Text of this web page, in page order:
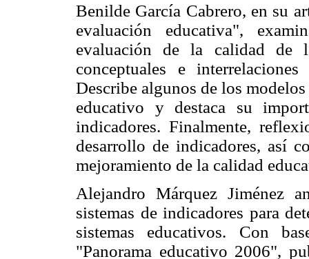
Benilde García Cabrero, en su
evaluación educativa",
evaluación de la calidad de
conceptuales e
Describe algunos de los
educativo y destaca su
indicadores. Finalmente,
desarrollo de indicadores, así
mejoramiento de la calidad
Alejandro Márquez Jiménez
sistemas de indicadores para
sistemas educativos. Con
"Panorama educativo 2006",